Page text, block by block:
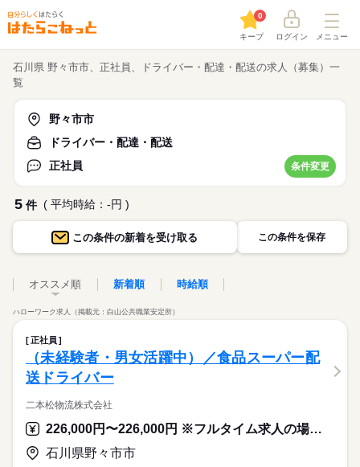
キープ
0
ログイン メニュー
石川県 野々市市、正社員、ドライバー・配達・配送の求人（募集）一
覧
野々市市
ドライバー・配達・配送
正社員
条件変更
5 件 ( 平均時給：-円 )
この条件の新着を受け取る この条件を保存
オススメ順 新着順 時給順
ハローワーク求人（掲載元：白山公共職業安定所）
正社員
（未経験者・男女活躍中）／食品スーパー配
送ドライバー
二本松物流株式会社
226,000円〜226,000円 ※フルタイム求人の場合は月額（換算額）、パート求人の場合は時間額を表示しています。
石川県野々市市